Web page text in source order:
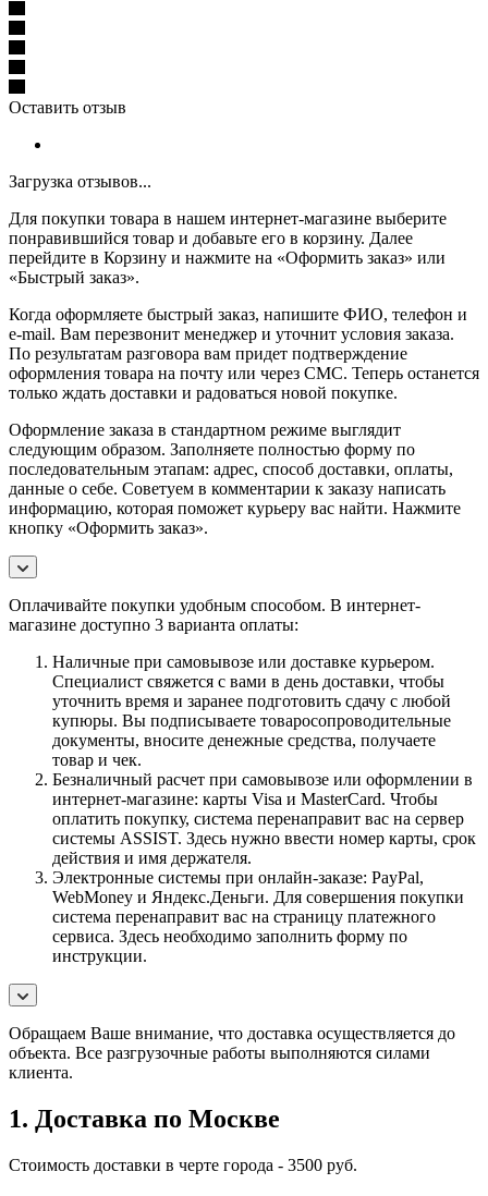
Оставить отзыв
Загрузка отзывов...
Для покупки товара в нашем интернет-магазине выберите
понравившийся товар и добавьте его в корзину. Далее
перейдите в Корзину и нажмите на «Оформить заказ» или
«Быстрый заказ».
Когда оформляете быстрый заказ, напишите ФИО, телефон и
e-mail. Вам перезвонит менеджер и уточнит условия заказа.
По результатам разговора вам придет подтверждение
оформления товара на почту или через СМС. Теперь останется
только ждать доставки и радоваться новой покупке.
Оформление заказа в стандартном режиме выглядит
следующим образом. Заполняете полностью форму по
последовательным этапам: адрес, способ доставки, оплаты,
данные о себе. Советуем в комментарии к заказу написать
информацию, которая поможет курьеру вас найти. Нажмите
кнопку «Оформить заказ».
Оплачивайте покупки удобным способом. В интернет-
магазине доступно 3 варианта оплаты:
Наличные при самовывозе или доставке курьером.
Специалист свяжется с вами в день доставки, чтобы
уточнить время и заранее подготовить сдачу с любой
купюры. Вы подписываете товаросопроводительные
документы, вносите денежные средства, получаете
товар и чек.
Безналичный расчет при самовывозе или оформлении в
интернет-магазине: карты Visa и MasterCard. Чтобы
оплатить покупку, система перенаправит вас на сервер
системы ASSIST. Здесь нужно ввести номер карты, срок
действия и имя держателя.
Электронные системы при онлайн-заказе: PayPal,
WebMoney и Яндекс.Деньги. Для совершения покупки
система перенаправит вас на страницу платежного
сервиса. Здесь необходимо заполнить форму по
инструкции.
Обращаем Ваше внимание, что доставка осуществляется до
объекта. Все разгрузочные работы выполняются силами
клиента.
1. Доставка по Москве
Стоимость доставки в черте города - 3500 руб.